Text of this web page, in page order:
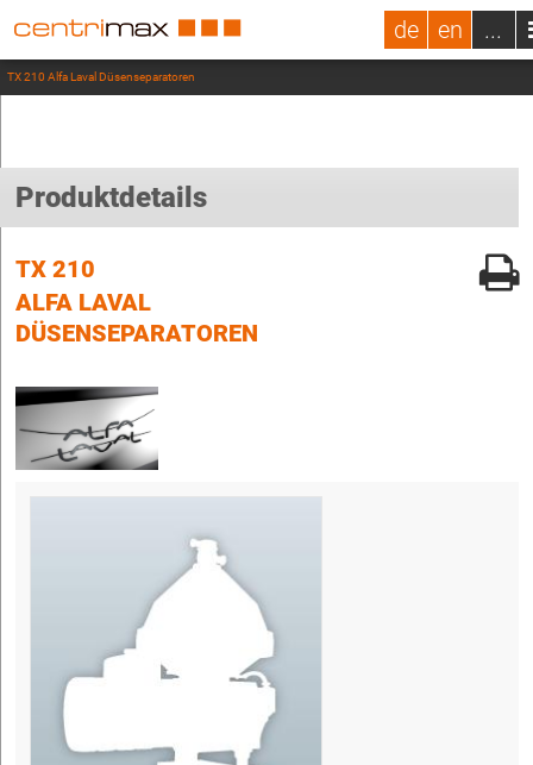
de en ...
TX 210 Alfa Laval Düsenseparatoren
Produktdetails
TX 210
ALFA LAVAL
DÜSENSEPARATOREN